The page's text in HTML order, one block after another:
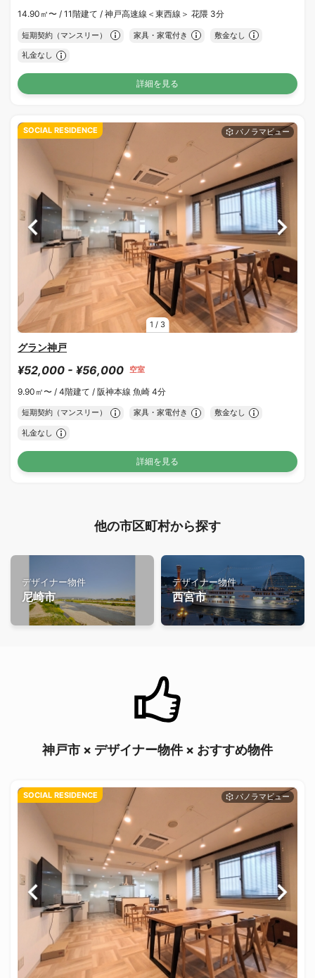
14.90㎡〜 / 11階建て / 神戸高速線＜東西線＞ 花隈 3分
短期契約（マンスリー） 家具・家電付き 敷金なし
礼金なし
詳細を見る
1 / 3
SOCIAL RESIDENCE
グラン神戸
¥52,000 - ¥56,000 空室
9.90㎡〜 / 4階建て / 阪神本線 魚崎 4分
短期契約（マンスリー） 家具・家電付き 敷金なし
礼金なし
詳細を見る
他の市区町村から探す
デザイナー物件
尼崎市
デザイナー物件
西宮市
神戸市 × デザイナー物件 × おすすめ物件
SOCIAL RESIDENCE